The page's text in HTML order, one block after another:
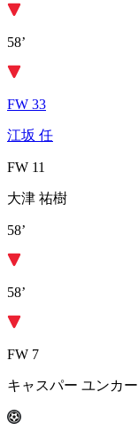
58’
FW 33
江坂 任
FW 11
大津 祐樹
58’
58’
FW 7
キャスパー ユンカー